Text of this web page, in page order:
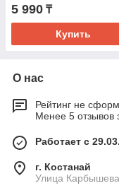
5 990 ₸
Купить
О нас
Рейтинг не
Менее 5 отзывов
Работает с
г. Костанай
Улица